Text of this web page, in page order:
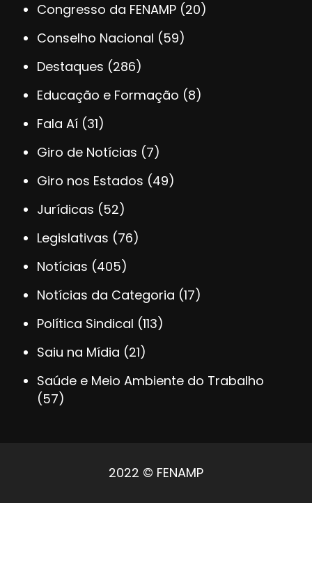
Congresso da FENAMP (20)
Conselho Nacional (59)
Destaques (286)
Educação e Formação (8)
Fala Aí (31)
Giro de Notícias (7)
Giro nos Estados (49)
Jurídicas (52)
Legislativas (76)
Notícias (405)
Notícias da Categoria (17)
Política Sindical (113)
Saiu na Mídia (21)
Saúde e Meio Ambiente do Trabalho
(57)
2022 © FENAMP